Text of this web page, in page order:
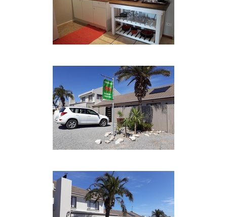
Kochplatte und Umluftofen.
ZUSÄTZLICHE EINRICHTUNGEN
Tee, Kaffee und Zwieback stehen in den
Handtücher und grundlegende Toilettenartikel
zur Verfügung gestellt. Mehrkanal-Fernseher (mit
M-Net). Die Einheiten sind mit Heizplatten,
Ventilatoren, Bügeleisen und Haartrocknern
ausgestattet und werden von Montag bis Freitag
(außer an Feiertagen) gereinigt.